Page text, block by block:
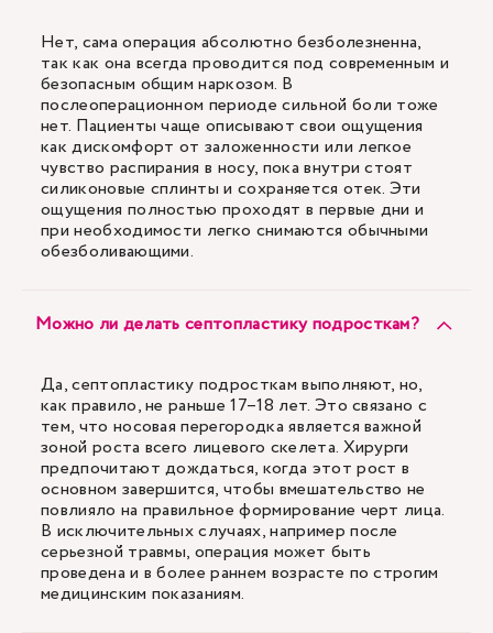
Нет, сама операция абсолютно безболезненна,
так как она всегда проводится под современным и
безопасным общим наркозом. В
послеоперационном периоде сильной боли тоже
нет. Пациенты чаще описывают свои ощущения
как дискомфорт от заложенности или легкое
чувство распирания в носу, пока внутри стоят
силиконовые сплинты и сохраняется отек. Эти
ощущения полностью проходят в первые дни и
при необходимости легко снимаются обычными
обезболивающими.
Можно ли делать септопластику подросткам?
Да, септопластику подросткам выполняют, но,
как правило, не раньше 17–18 лет. Это связано с
тем, что носовая перегородка является важной
зоной роста всего лицевого скелета. Хирурги
предпочитают дождаться, когда этот рост в
основном завершится, чтобы вмешательство не
повлияло на правильное формирование черт лица.
В исключительных случаях, например после
серьезной травмы, операция может быть
проведена и в более раннем возрасте по строгим
медицинским показаниям.